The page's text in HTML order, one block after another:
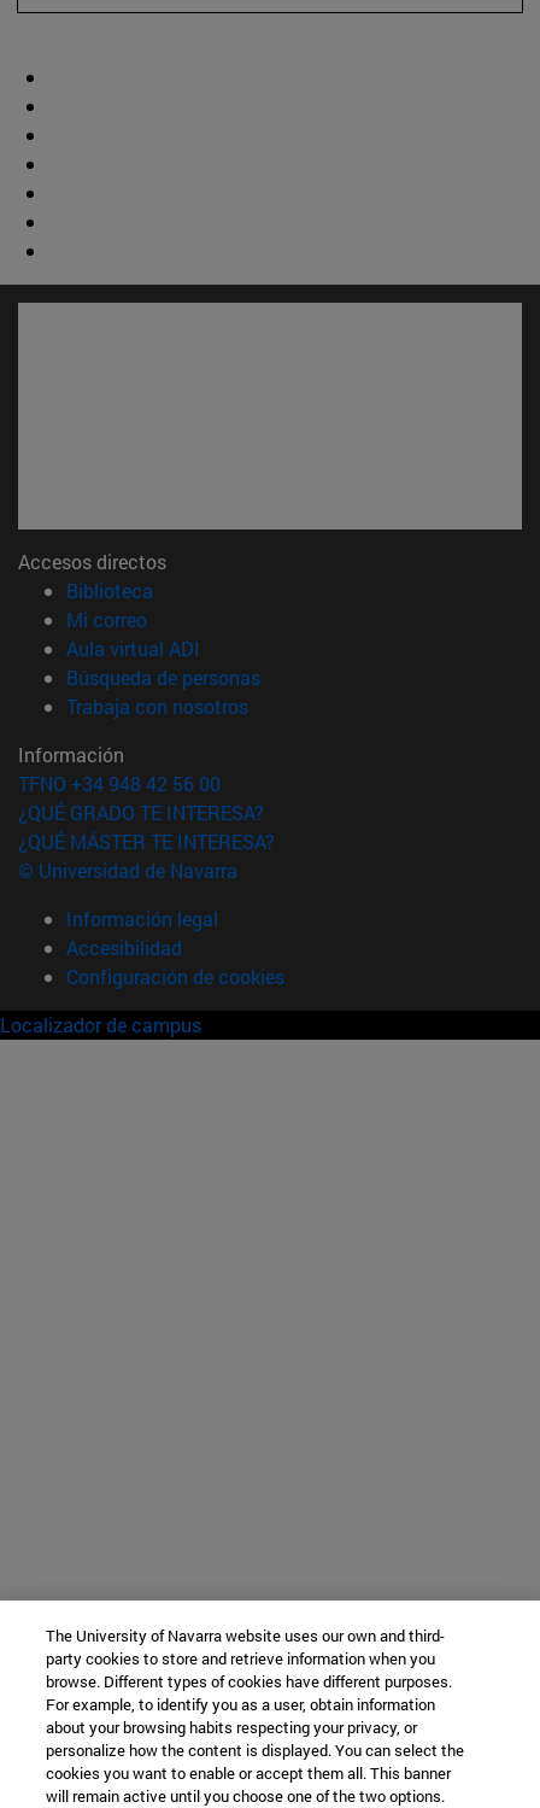
Accesos directos
Biblioteca
Mi correo(abre en nueva ventana)
Aula virtual ADI
Búsqueda de personas(abre en nueva ventana)
Trabaja con nosotros(abre en nueva ventana)
Información
TFNO +34 948 42 56 00
¿QUÉ GRADO TE INTERESA?
¿QUÉ MÁSTER TE INTERESA?
© Universidad de Navarra
Información legal
Accesibilidad
Configuración de cookies
Localizador de campus
The University of Navarra website uses our own and third-
party cookies to store and retrieve information when you
browse. Different types of cookies have different purposes.
For example, to identify you as a user, obtain information
about your browsing habits respecting your privacy, or
personalize how the content is displayed. You can select the
cookies you want to enable or accept them all. This banner
will remain active until you choose one of the two options.